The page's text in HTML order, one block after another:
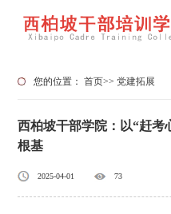
您的位置：首页>> 党建拓展
西柏坡干部学院：以“赶考
根基
2025-04-01 73